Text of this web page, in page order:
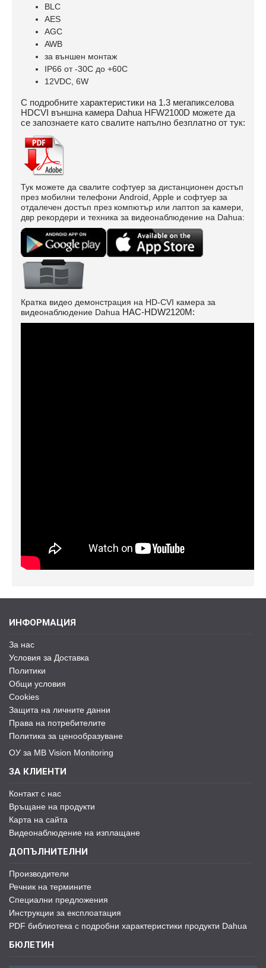
BLC
AES
AGC
AWB
за външен монтаж
IP66 oт -30С до +60С
12VDC, 6W
С подробните характеристики на 1.3 мегапикселова
HDCVI външна камера Dahua HFW2100D можете да
се запознаете като свалите напълно безплатно от тук:
Тук можете да свалите софтуер за дистанционен достъп
през мобилни телефони Android, Apple и софтуер за
отдалечен достъп през компютър или лаптоп за камери,
двр рекордери и техника за видеонаблюдение на Dahua:
Кратка видео демонстрация на HD-CVI камера за
видеонаблюдение Dahua HAC-HDW2120М:
ИНФОРМАЦИЯ
За нас
Условия за Доставка
Политики
Общи условия
Cookies
Защита на личните данни
Права на потребителите
Политика за ценообразуване
ОУ за MB Vision Monitoring
ЗА КЛИЕНТИ
Контакт с нас
Връщане на продукти
Карта на сайта
Видеонаблюдение на изплащане
ДОПЪЛНИТЕЛНИ
Производители
Речник на термините
Специални предложения
Инструкции за експлоатация
PDF библиотека с подробни характеристики продукти Dahua
БЮЛЕТИН